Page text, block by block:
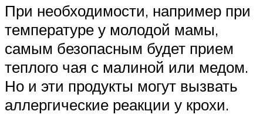
При необходимости, например при
температуре у молодой мамы,
самым безопасным будет прием
теплого чая с малиной или медом.
Но и эти продукты могут вызвать
аллергические реакции у крохи.